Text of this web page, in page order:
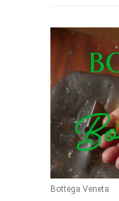
Bottega Veneta